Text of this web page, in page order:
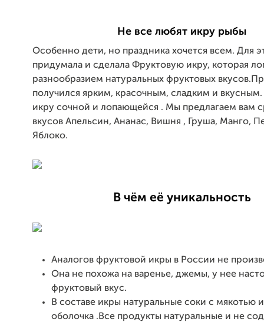
Не все любят икру рыбы
Особенно дети, но праздника хочется всем. Для
придумала и сделала Фруктовую икру, которая
разнообразием натуральных фруктовых
получился ярким, красочным, сладким и вкусным.
икру сочной и лопающейся . Мы предлагаем вам
вкусов Апельсин, Ананас, Вишня , Груша, Манго,
Яблоко.
В чём её уникальность
Аналогов фруктовой икры в России не
Она не похожа на варенье, джемы, у нее
фруктовый вкус.
В составе икры натуральные соки с мякотью
оболочка .Все продукты натуральные и не